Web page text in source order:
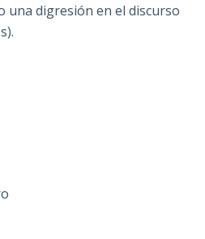
una digresión en el discurso